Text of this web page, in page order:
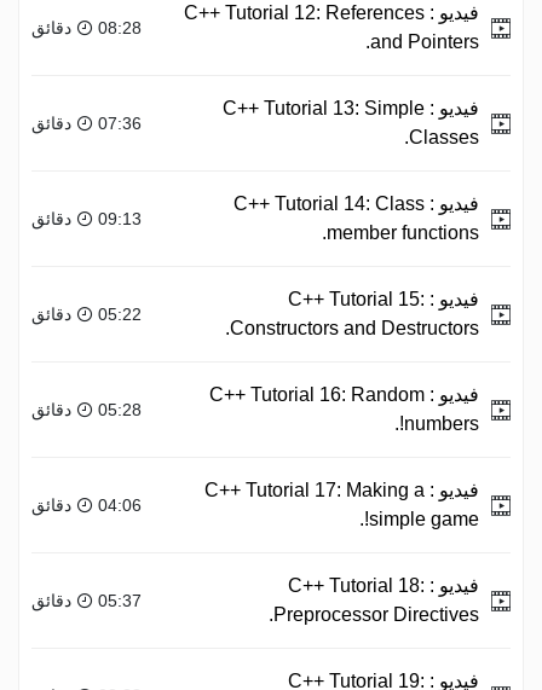
فيديو : C++ Tutorial 12: References
and Pointers.
08:28 دقائق
فيديو : C++ Tutorial 13: Simple
Classes.
07:36 دقائق
فيديو : C++ Tutorial 14: Class
member functions.
09:13 دقائق
فيديو : C++ Tutorial 15:
Constructors and Destructors.
05:22 دقائق
فيديو : C++ Tutorial 16: Random
numbers!.
05:28 دقائق
فيديو : C++ Tutorial 17: Making a
simple game!.
04:06 دقائق
فيديو : C++ Tutorial 18:
Preprocessor Directives.
05:37 دقائق
فيديو : C++ Tutorial 19: